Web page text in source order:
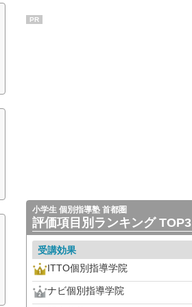
PR
小学生 個別指導塾 首都圏
評価項目別ランキング TOP3
受講効果
ITTO個別指導学院
ナビ個別指導学院